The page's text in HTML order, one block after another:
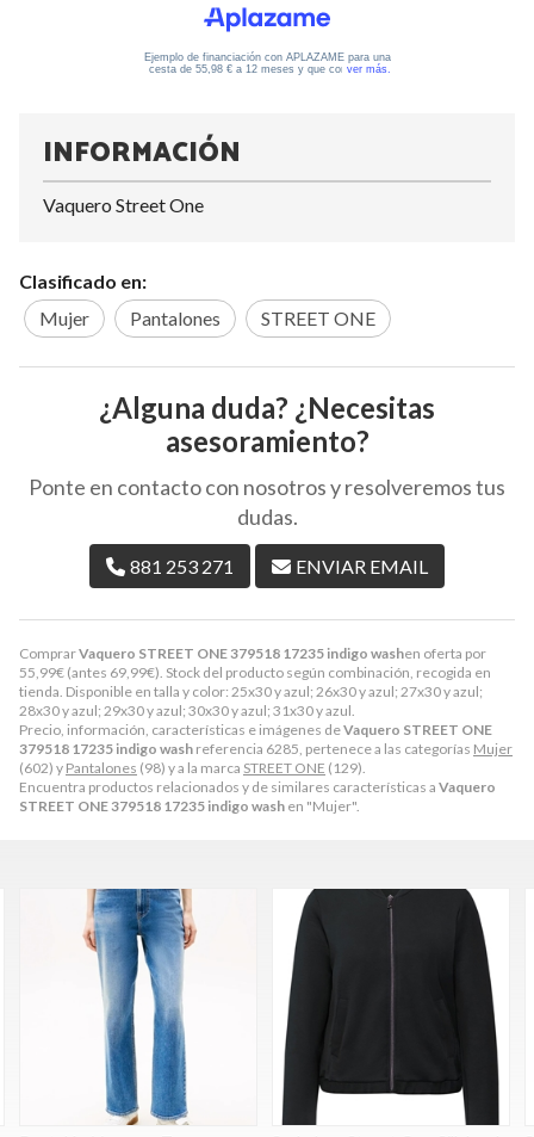
ComprarVaquero STREET ONE 379518 17235 indigo washen oferta por
55,99€ (antes 69,99€). Stock del producto según combinación, recogida en
tienda. Disponible en talla y color: 25x30 y azul; 26x30 y azul; 27x30 y azul;
28x30 y azul; 29x30 y azul; 30x30 y azul; 31x30 y azul.
Precio, información, características e imágenes deVaquero STREET ONE
379518 17235 indigo wash referencia 6285, pertenece a las categorías Mujer
(602) y Pantalones (98) y a la marca STREET ONE (129).
Encuentra productos relacionados y de similares características a Vaquero
STREET ONE 379518 17235 indigo wash en "Mujer".
INFORMACIÓN
Vaquero Street One
Clasificado en:
Mujer
Pantalones STREET ONE
¿Alguna duda? ¿Necesitas
asesoramiento?
Ponte en contacto con nosotros y resolveremos tus
dudas.
881 253 271 ENVIAR EMAIL